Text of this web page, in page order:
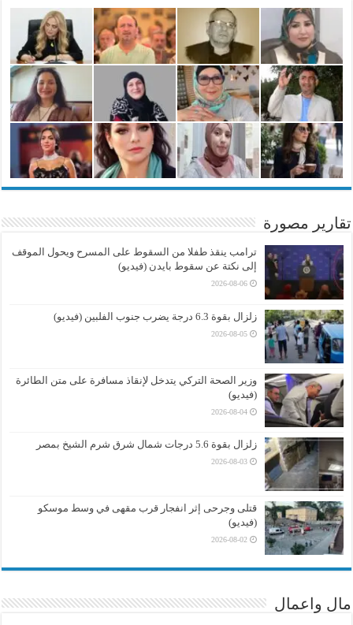
تقارير مصورة
ترامب ينقذ طفلا من السقوط على المسرح ويحول الموقف
إلى نكتة عن سقوط بايدن (فيديو)
2026-08-06
زلزال بقوة 6.3 درجة يضرب جنوب الفلبين (فيديو)
2026-08-05
وزير الصحة التركي يتدخل لإنقاذ مسافرة على متن الطائرة
(فيديو)
2026-08-04
زلزال بقوة 5.6 درجات شمال شرق شرم الشيخ بمصر
2026-08-03
قتلى وجرحى إثر انفجار قرب مقهى في وسط موسكو
(فيديو)
2026-08-02
مال واعمال